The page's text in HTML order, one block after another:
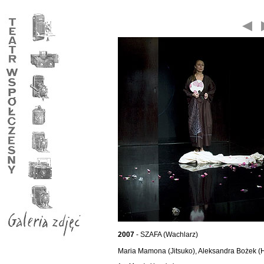
2007 - SZAFA (Wachlarz)
Maria Mamona (Jitsuko), Aleksandra Bożek